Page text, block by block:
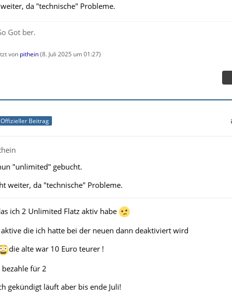
da "technische" Probleme.
Got ber.
von pithein(8. Juli 2025 um 01:27)
Offizieller Beitrag
"unlimited" gebucht.
weiter, da "technische" Probleme.
ich 2 Unlimited Flatz aktiv habe
die ich hatte bei der neuen dann deaktiviert wird
die alte war 10 Euro teurer !
für 2
gekündigt läuft aber bis ende Juli!